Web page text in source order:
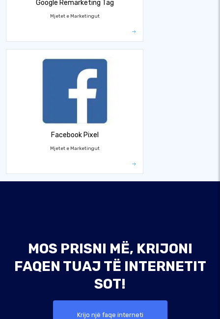
Google Remarketing Tag
Mjetet e Marketingut
Facebook Pixel
Mjetet e Marketingut
MOS PRISNI MË, KRIJONI
FAQEN TUAJ TË INTERNETIT
SOT!
Krijo një faqe interneti